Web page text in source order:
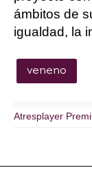
ámbitos de
igualdad, la
veneno
Atresplayer